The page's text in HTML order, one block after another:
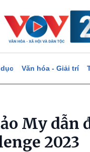
Văn hóa - Giải trí
My dẫn
2023